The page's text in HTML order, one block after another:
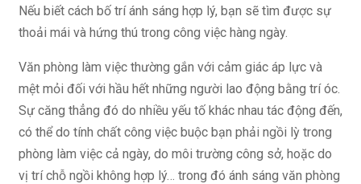
Nếu biết cách bố trí ánh sáng hợp lý, bạn sẽ tìm được sự
thoải mái và hứng thú trong công việc hàng ngày.
Văn phòng làm việc thường gắn với cảm giác áp lực và
mệt mỏi đối với hầu hết những người lao động bằng trí óc.
Sự căng thẳng đó do nhiều yếu tố khác nhau tác động đến,
có thể do tính chất công việc buộc bạn phải ngồi lỳ trong
phòng làm việc cả ngày, do môi trường công sở, hoặc do
vị trí chỗ ngồi không hợp lý… trong đó ánh sáng văn phòng